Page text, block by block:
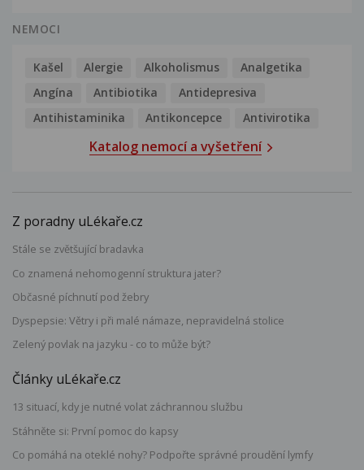
NEMOCI
Kašel Alergie Alkoholismus
Analgetika
Angína
Antibiotika
Antidepresiva
Antihistaminika
Antikoncepce Antivirotika
Katalog nemocí a vyšetření
Z poradny uLékaře.cz
Stále se zvětšující bradavka
Co znamená nehomogenní struktura jater?
Občasné píchnutí pod žebry
Dyspepsie: Větry i při malé námaze, nepravidelná stolice
Zelený povlak na jazyku - co to může být?
Články uLékaře.cz
13 situací, kdy je nutné volat záchrannou službu
Stáhněte si: První pomoc do kapsy
Co pomáhá na oteklé nohy? Podpořte správné proudění lymfy